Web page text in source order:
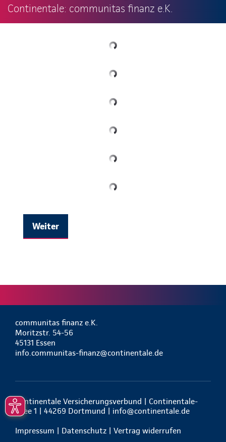
Continentale: communitas finanz e.K.
Weiter
communitas finanz e.K.
Moritzstr. 54-56
45131 Essen
info.communitas-finanz@continentale.de
Continentale Versicherungsverbund | Continentale-
Allee 1 | 44269 Dortmund | info@continentale.de
Impressum | Datenschutz | Vertrag widerrufen